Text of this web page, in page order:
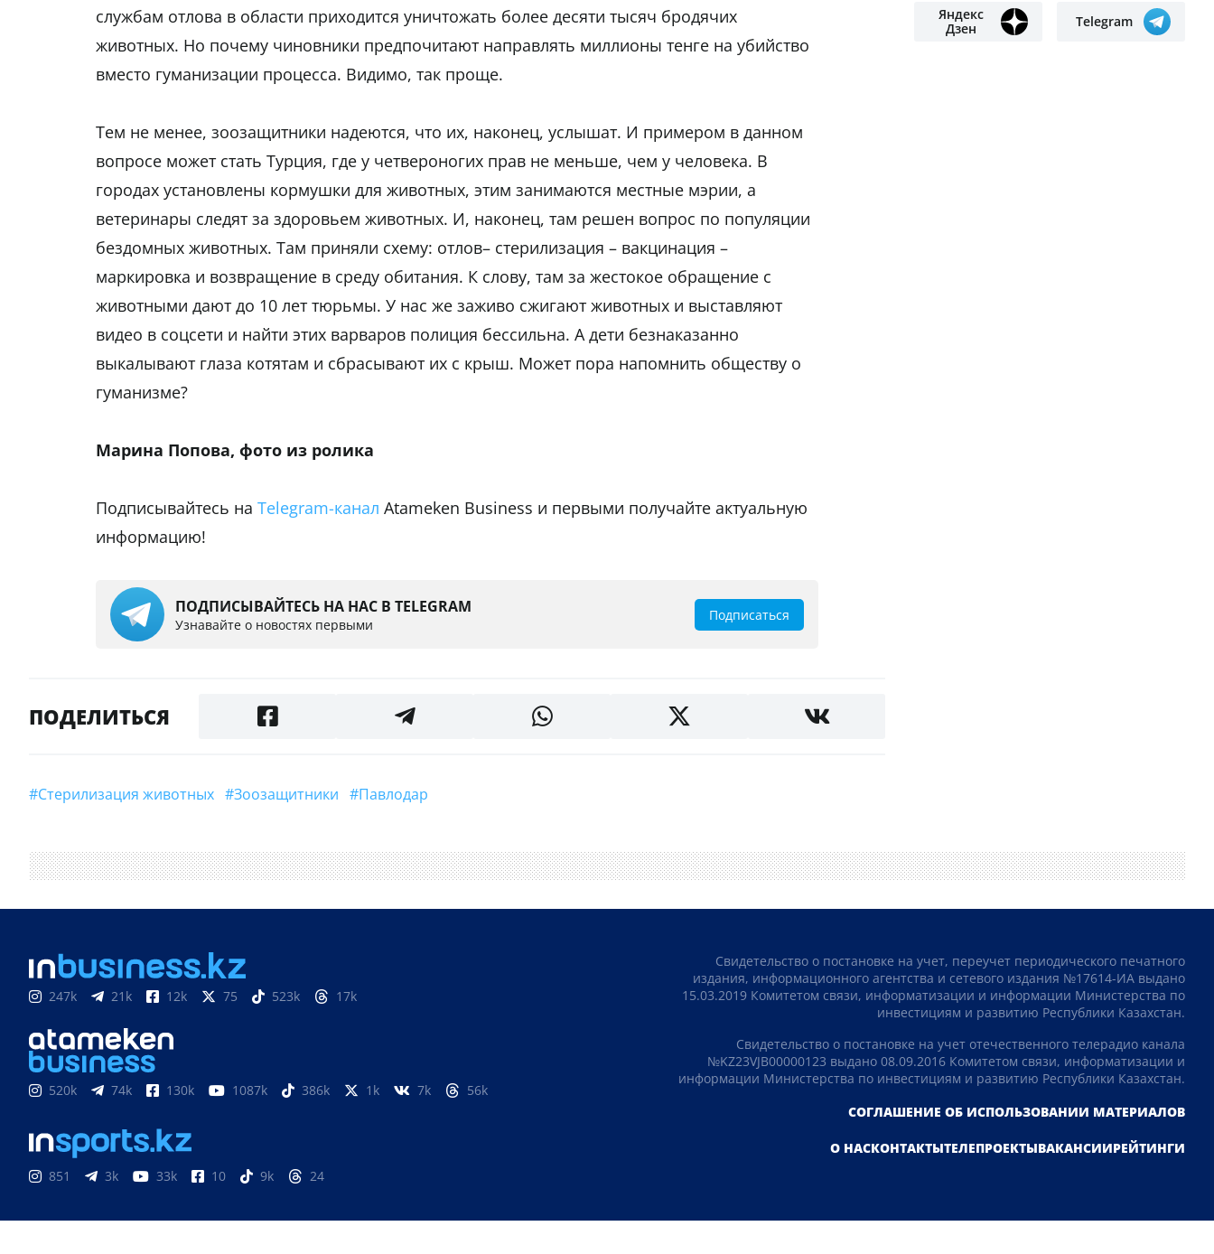
службам отлова в области приходится уничтожать более десяти тысяч бродячих
животных. Но почему чиновники предпочитают направлять миллионы тенге на убийство
вместо гуманизации процесса. Видимо, так проще.
Тем не менее, зоозащитники надеются, что их, наконец, услышат. И примером в данном
вопросе может стать Турция, где у четвероногих прав не меньше, чем у человека. В
городах установлены кормушки для животных, этим занимаются местные мэрии, а
ветеринары следят за здоровьем животных. И, наконец, там решен вопрос по популяции
бездомных животных. Там приняли схему: отлов– стерилизация – вакцинация –
маркировка и возвращение в среду обитания. К слову, там за жестокое обращение с
животными дают до 10 лет тюрьмы. У нас же заживо сжигают животных и выставляют
видео в соцсети и найти этих варваров полиция бессильна. А дети безнаказанно
выкалывают глаза котятам и сбрасывают их с крыш. Может пора напомнить обществу о
гуманизме?
Марина Попова, фото из ролика
Подписывайтесь на Telegram-канал Atameken Business и первыми получайте актуальную
информацию!
ПОДПИСЫВАЙТЕСЬ НА НАС В TELEGRAM
Узнавайте о новостях первыми
Подписаться
ПОДЕЛИТЬСЯ
#стерилизация животных #зоозащитники #Павлодар
Яндекс
Дзен
Telegram
247k 21k 12k 75 523k 17k
520k 74k 130k 1087k 386k 1k 7k 56k
851 3k 33k 10 9k 24
Свидетельство о постановке на учет, переучет периодического печатного
издания, информационного агентства и сетевого издания №17614-ИА выдано
15.03.2019 Комитетом связи, информатизации и информации Министерства по
инвестициям и развитию Республики Казахстан.
Свидетельство о постановке на учет отечественного телерадио канала
№KZ23VJB00000123 выдано 08.09.2016 Комитетом связи, информатизации и
информации Министерства по инвестициям и развитию Республики Казахстан.
СОГЛАШЕНИЕ ОБ ИСПОЛЬЗОВАНИИ МАТЕРИАЛОВ
О НАСКОНТАКТЫТЕЛЕПРОЕКТЫВАКАНСИИРЕЙТИНГИ